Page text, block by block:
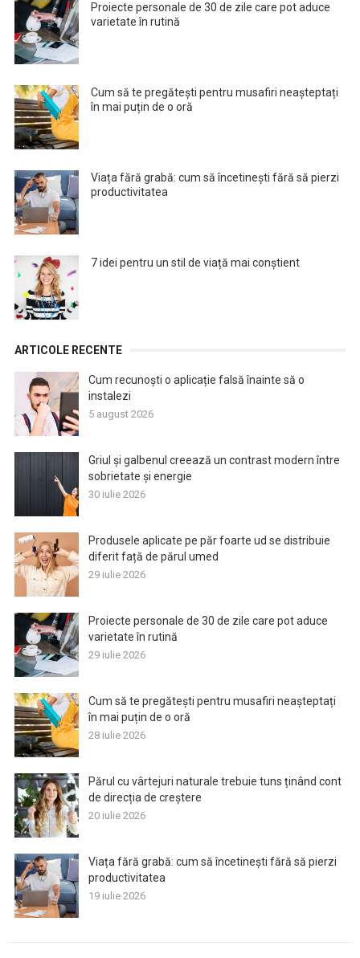
Proiecte personale de 30 de zile care pot aduce
varietate în rutină
Cum să te pregătești pentru musafiri neașteptați
în mai puțin de o oră
Viața fără grabă: cum să încetinești fără să pierzi
productivitatea
7 idei pentru un stil de viață mai conștient
ARTICOLE RECENTE
Cum recunoști o aplicație falsă înainte să o
instalezi
5 august 2026
Griul și galbenul creează un contrast modern între
sobrietate și energie
30 iulie 2026
Produsele aplicate pe păr foarte ud se distribuie
diferit față de părul umed
29 iulie 2026
Proiecte personale de 30 de zile care pot aduce
varietate în rutină
29 iulie 2026
Cum să te pregătești pentru musafiri neașteptați
în mai puțin de o oră
28 iulie 2026
Părul cu vârtejuri naturale trebuie tuns ținând cont
de direcția de creștere
20 iulie 2026
Viața fără grabă: cum să încetinești fără să pierzi
productivitatea
19 iulie 2026